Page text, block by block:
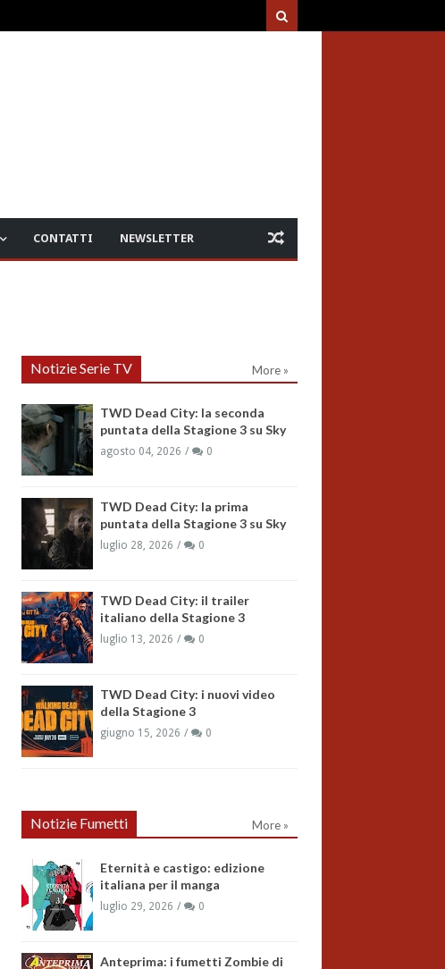
CONTATTI NEWSLETTER
Notizie Serie TV More »
TWD Dead City: la seconda
puntata della Stagione 3 su Sky
agosto 04, 2026 0
TWD Dead City: la prima
puntata della Stagione 3 su Sky
luglio 28, 2026 0
TWD Dead City: il trailer
italiano della Stagione 3
luglio 13, 2026 0
TWD Dead City: i nuovi video
della Stagione 3
giugno 15, 2026 0
Notizie Fumetti More »
Eternità e castigo: edizione
italiana per il manga
luglio 29, 2026 0
Anteprima: i fumetti Zombie di